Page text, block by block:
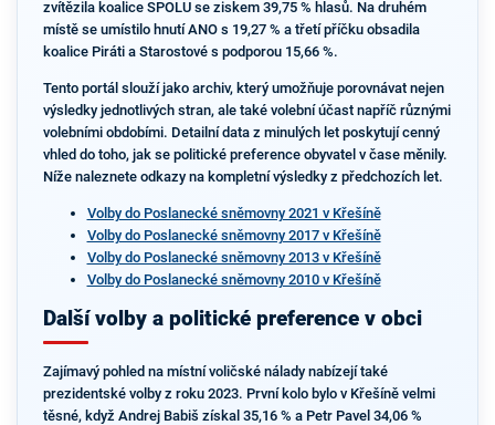
zvítězila koalice SPOLU se ziskem 39,75 % hlasů. Na druhém
místě se umístilo hnutí ANO s 19,27 % a třetí příčku obsadila
koalice Piráti a Starostové s podporou 15,66 %.
Tento portál slouží jako archiv, který umožňuje porovnávat nejen
výsledky jednotlivých stran, ale také volební účast napříč různými
volebními obdobími. Detailní data z minulých let poskytují cenný
vhled do toho, jak se politické preference obyvatel v čase měnily.
Níže naleznete odkazy na kompletní výsledky z předchozích let.
Volby do Poslanecké sněmovny 2021 v Křešíně
Volby do Poslanecké sněmovny 2017 v Křešíně
Volby do Poslanecké sněmovny 2013 v Křešíně
Volby do Poslanecké sněmovny 2010 v Křešíně
Další volby a politické preference v obci
Zajímavý pohled na místní voličské nálady nabízejí také
prezidentské volby z roku 2023. První kolo bylo v Křešíně velmi
těsné, když Andrej Babiš získal 35,16 % a Petr Pavel 34,06 %